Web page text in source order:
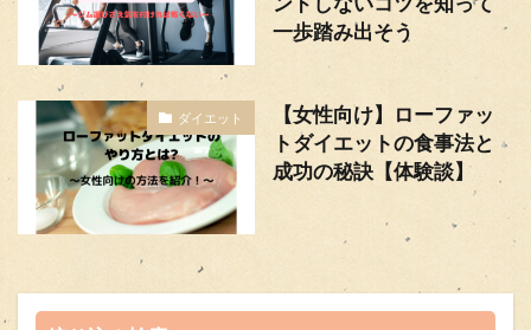
一歩踏み出そう
ダイエット
【女性向け】ローファッ
トダイエットの食事法と
成功の秘訣【体験談】